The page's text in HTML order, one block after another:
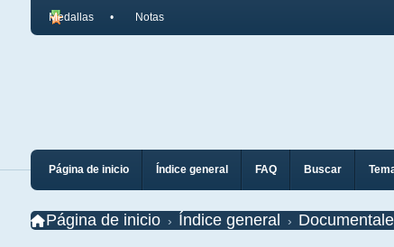
Medallas Notas
Página de inicio Índice general FAQ Buscar
Página de inicio Índice general